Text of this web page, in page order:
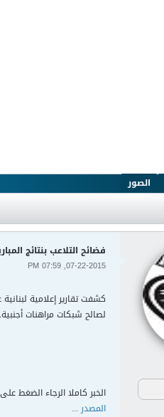
الصور
فضائح التلاعب بنتائج
07-22-2015, 07:59 PM
كشفت تقارير إعلامية
لصالح شبكات مراهنات أجنبية.
الخبر كاملا الرجاء الضغط على
المصدر ...